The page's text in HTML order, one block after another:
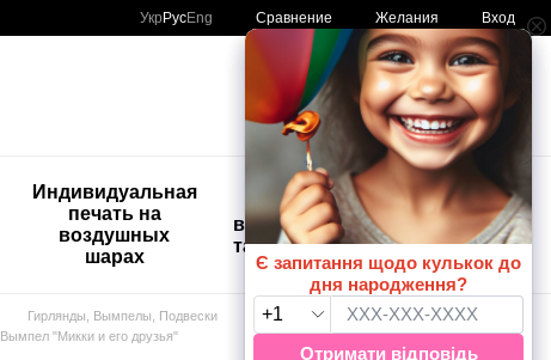
Укр РусEng Сравнение Желания Вход
Мой заказ
Индивидуальная
печать на
воздушных
шарах
Детские
временные
татуировки
🚨🚨🚨
Распродажа
Шары с
рисунком
😀🎈
Гирлянды, Вымпелы, Подвески
Вымпелы
Вымпел "Микки и его друзья"